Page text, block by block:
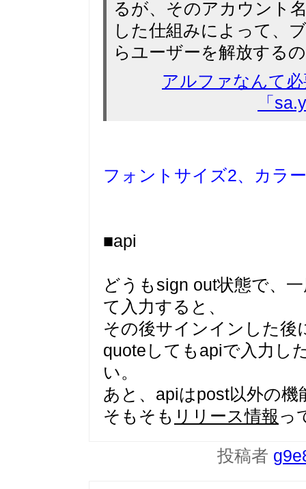
るが、そのアカウント
した仕組みによって、
らユーザーを解放する
アルファなんて
「
フォントサイズ2、カラ
■api
どうもsign out状態で、
て入力すると、
その後サインインした後
quoteしてもapiで入力し
い。
あと、apiはpost以外の
そもそも リリース情報 っ
投稿者